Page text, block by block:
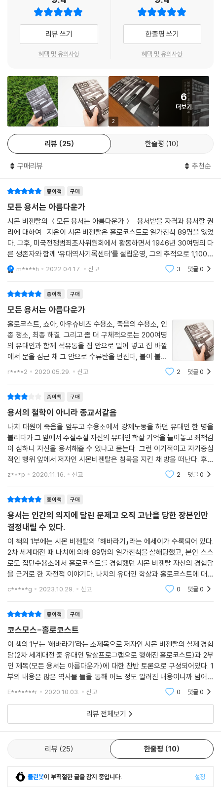
로 인해, 하느님은 단지 허구에 지나지 않으며 가증스러운 유대인들의 발
명품에 불과하다는 그들의 신념은 오히려 강화되었다. 그들은 지칠 줄 모
르고 이러한 신념을 ‘증명’해 보였다. 그런데 지금 여기서 죽어 가는 이 남
자는 오히려 하느님을 찾고 있는 것이다! --- p.84
자는 너무나 대조적이었다! 여기 누워 있는 사람은 마음 편히 죽고 싶어 하
지만, 자신이 저지른 끔찍한 범죄의 기억으로 인해 그럴 수가 없는 상황이
다. 그리고 그 옆에 서 있는 나는 언제고 죽을 수 있는 상황이지만, 이 모든
공포가 끝나고 세상에 빛이 다시 찾아오는 것을 보고 싶어 하는 까닭에 차
마 죽고 싶지 않은 사람이다. --- p.94
아르투르는 나를 향해 말했다. “제발 이젠 그 이야기 좀 그만하게. 그렇게
끙끙 앓는 소리를 해 봤자 무슨 소용이 있나. 일단 우리가 이 수용소에서 살
으로 돌아오고, 사람들이 서로를 동등한 인간으로 보게 된 다음이라면, 그
람도 있고, 그르다는 사람도 있고, 자네가 그를 용서하지 않은 것을 절대 용
서할 수 없다는 사람도 나올 거야……. 하지만 지금 우리가 겪고 있는 상황
을 그대로 겪어 보지 못한 사람이라면 결코 온전히 이해할 수는 없겠지. 우
리가 지금 이 문제를 놓고 이렇게 왈가왈부하는 것만 해도, 솔직히 나는 지
금 우리의 상황에서는 말할 수 없는 사치라고 보네.” --- p.124
미 가스실이 전부 가동되고 있었지만, 그 어마어마한 예비 희생자들을 모
두 감당할 수는 없었다. 화장터 위에는 죽음의 공장이 쉴 새 없이 가동 중임
을 알리는 거대한 연기구름이 밤낮으로 솟아올랐다. --- p.127
슈투트가르트에서 열린 나치 범죄자 재판에서 자신의 행동을 후회하는 빛
을 보인 사람은 단 한 명뿐이었다. 그는 심지어 아무런 증거도 확보되지 못
한 범죄 사실까지 자백했다. 하지만 그 외의 나머지 피고인들은 진실을 완
강히 부인했다. 그들이 유감스럽게 생각하는 것은 오직 하나, 자신들의 범
이 25년 뒤에 이처럼 재판을 받게 되었더라면 과연 어떻게 행동했을까 상
상해 보곤 했다. 학장실에서 죽기 직전에 내게 한 것처럼 재판정에서도 똑
같은 고백을 했을까? 그때 죽어 가면서 내게 참회한 것처럼, 공개적으로
자신의 잘못을 인정했을까? --- p.154
침묵에는 여러 종류가 있다. 때로는 말보다 침묵이 더욱 설득력 있으며, 또
한 여러 가지로 해석될 수 있다. 내가 그 죽어 가는 나치의 침대 곁에 앉아
이야말로 한때 내 양심과 정신에 가해진 것과 똑같이, 이 책을 읽는 독자의
한 딜레마에 공감하면서 내 행동이 정당했다고 두둔했지만, 또 어떤 사람
은 살인자가 참회를 했는데도 죽음의 순간까지 그를 편하게 해 주지 않았
다는 사실을 들어 나를 비난하기도 했다. --- p.156
내 인생에서 벌어진 이 비극적인 이야기를 읽은 독자들도, 나와 입장을 바
꾸어 스스로에게 이렇게 물어볼 수 있을 것이다. “과연 나라면 어떻게 했을
것인가?”
던 1940년대 초반. 온몸에 붕대를 감은 채 죽어가던 나치 장교가 어느 유
대인을 병실로 불러 자신의 죄를 고백하며 간절하게 용서를 청했고, 유대
인은―비록 상대의 손을 잡아주긴 했지만―그의 부탁을 거절한 채 병실을
나서버린다. 증오와 연민, 정의와 관용 사이에서 고뇌하다가 끝내 침묵을
선택했던 그 유대인은 다름 아닌 시몬 비젠탈이었다. 글의 말미에서 그는
1976년. 그의 질문에 대한 전 세계 지식인, 종교인, 예술가들의 답변이 담
긴 책이 출간된다. 용서해야 할 수많은 이유들과 용서하지 말아야 할 수많
은 이유들 사이에서 고뇌하던 그에게, 인류를 대표하는 지식인들이 다양한
답변을 건넨 것이다. 당대의 철학자 허버트 마르쿠제, 홀로코스트 생존자
이며 『이것이 인간인가』의 저자인 프리모 레비, 역시 홀로코스트 생존자인
작가 장 아메리, 티벳의 정신적 지도자 달라이 라마, 남아공 인권투쟁의 상
주인공인 디트 프란, 중국 강제수용소의 참상을 세계에 알린 해리 우…….
할 권리는 누구에게 있는지를 저마다의 근거로 제시한 이 책은 출간과 동
시에 전 세계의 주목을 받으며 베스트셀러로 떠올랐다. 1997년에는 전후
세대(戰後世代) 필자들의 글이 추가된 개정판이 미국 쇼켄북스에서 출간
된다.
『모든 용서는 아름다운가』는 바로 그 개정판을 한국어로 옮긴 것이다. 제1
부 ‘해바라기’에는 시몬 비젠탈의 글이, 제2부 ‘심포지엄’에는 그의 질문에
대한 53명의 답변이 실려 있다. 어떤 이는 비젠탈의 침묵을 옹호하고, 어
등 다양한 영역에 걸쳐진 진지하고 치열한 답변들은 그 자체로 인류 정신
의 축약본이라 할 수 있다. 이 책이 출간 이후 수십 년간 세계 각국에서 최
고의 토론 및 논술 교재로 사용되고 있는 건 바로 그런 이유에서다. 단순히
2차대전 당시 나치의 만행을 다룬 책에 그치지 않고, 지구 곳곳에서 지금
도 벌어지고 있는 집단범죄의 실상과 그에 대한 올바른 대응 방안을 다루
고 있으며, 무엇보다도 ‘용서’와 ‘화해’라는 고차원적 행위의 필수전제가 무
엇인지를 깊게 파헤치고 있기 때문이다.
수많은 나치 전범들을 두려움에 떨게 만들었던 인물이 한때 가해자에 대한
용서를 놓고 고뇌했었다는 사실은 얼핏 모순적으로 느껴진다. 하지만 책을
읽은 독자들은 쉬이 눈치 챌 수 있다. 평생을 따라다닌 ‘그날’의 기억이, 자
신의 선택에 대한 끝없는 반추와 치열한 사유가 훗날 그의 삶의 뿌리가 되
었음을, 그의 집요한 추적과 단호한 응징은 결코 개인적 복수심의 발로가
아니었음을 말이다.
한국 독자들에게도 이 책의 의미는 각별하게 다가온다. 가해자들의 사과
가? 한 개인이 수많은 희생자들을 대신하여 가해자를 용서할 수 있는가?
용서와 화해, 정의의 근본에 대한 비젠탈의 질문은 강제 징용, 일본군 위안
부, 5.18의 아픔을 겪었던 우리 사회의 시대적 화두이기도 하다. 이 책은 2
006년에 『해바라기』라는 제목으로 국내에 처음 소개되었는데, 당시에는
제2부의 절반가량이 제외되어 있었다. 이번 개정판에서는 모든 내용을 완
역했고, 원문을 꼼꼼하게 대조해가며 번역상의 실수를 바로잡았다. 〈해바
라기〉가 발표된 지 50년, 한국어 초판이 발행된 지 13년 만에 드디어 이 세
기의 명저를 본래 모습 그대로 만날 수 있게 된 것이다.
“2층 창문에 어린아이를 안은 어떤 남자의 모습이 보이더군요. 그의 옷에
는 이미 불이 붙어 있었습니다. 옆에는 아이의 어머니인 듯한 여자가 서 있
었고요. 그 남자는 한 손으로 아이의 눈을 덮어서 가려주고 있었습니다. …
그러더니 그는 창밖으로 뛰어내렸습니다. 잠시 후에 아이의 어머니도 뛰어
내렸지요. 그때부터 다른 창문에서도 몸에 불이 붙은 사람들이 잇달아 뛰
어내리기 시작했습니다. …우리는 총을 발사했죠…. 오, 하느님!”
죽어가는 나치 장교 카를의 고백이다. 수백 명의 유대인들을 좁은 집에 몰
아넣은 뒤에 불을 질렀고, 온몸에 불이 붙은 채 탈출하려는 사람들에게 총
을 난사했다는 것이다. 그가 이 끔찍한 범죄를 털어놓는 동안 비젠탈은 나
치에게 희생된 89명의 일가친척을, 게토에 마지막 남은 어린아이였던 꼬
를 떠올린다. 저런 악행을 저지른 사람이 어떻게 하느님을 찾을 수 있단 말
리뷰 쓰기
혜택 및 유의사항
한줄평 쓰기
혜택 및 유의사항
2
6
더보기
리뷰 25 한줄평 10
구매리뷰 추천순
종이책 구매
모든 용서는 아름다운가
시몬 비젠탈의 ＜모든 용서는 아름다운가＞ 용서받을 자격과 용서할 권
리에 대하여 지은이 시몬 비젠탈은 홀로코스트로 일가친척 89명을 잃었
다. 그후, 미국전쟁범죄조사위원회에서 활동하면서 1946년 30여명의 다
른 생존자와 함께 ‘유대역사기록센터’를 설립운영, 그의 추적으로 1,100명
의 나치 범죄자가 법의 심판을 받았으며, 아돌프 아이히만도 포함돼 있다.
이
m****h 2022.04.17. 신고 3 댓글0
종이책 구매
모든 용서는 아름다운가
홀로코스트, 쇼아, 아우슈비츠 수용소, 죽음의 수용소, 인
종 청소, 최종 해결. 그리고 좀 더 구체적으로는 200여명
의 유대인과 함께 석유통을 집 안으로 밀어 넣고 집 바깥
에서 문을 잠근 채 그 안으로 수류탄을 던진다, 불이 붙은
유대인이 창문밖으로 투신하면 놓치지 않고 그들을 향해
r****2 2020.05.29. 신고 2 댓글0
종이책 구매
용서의 철학이 아니라 종교서같음
나치 대원이 죽음을 앞두고 수용소에서 강제노동을 하던 유대인 한 명을
불러다가 그 앞에서 주절주절 자신의 유대인 학살 기억을 늘어놓고 죄책감
이 심하니 자신을 용서해줄 수 있냐고 묻는다. 그런 이기적이고 자기중심
적인 행위 앞에서 저자인 시몬비젠탈은 침묵을 지킨 채 방을 떠난다. 후에
전쟁이 끝나고 시몬은 '독자라면?' 하는 질문으로 책을 마무리 짓는다. 이
편지는 각계각층
z***p 2020.11.16. 신고 2 댓글0
종이책 구매
용서는 인간의 의지에 달린 문제고 오직 고난을 당한 장본인만
결정내릴 수 있다.
이 책의 1부에는 시몬 비젠탈의 「해바라기」라는 에세이가 수록되어 있다.
2차 세계대전 때 나치에 의해 89명의 일가친척을 살해당했고, 본인 스스
로도 집단수용소에서 홀로코스트를 경험했던 시몬 비젠탈 자신의 경험담
을 근거로 한 자전적 이야기다. 나치의 유대인 학살과 홀로코스트에 대한
이야기는 많은 글들과 소설, 영화 등을 통해서도 지금까지 재생산되고 있
지만, 당사자가
c*****g 2023.10.29. 신고 0 댓글0
종이책 구매
코스모스-홀로코스트
이 책의 1부는 ‘해바라기’라는 소제목으로 저자인 시몬 비젠탈의 실제 경험
담(2차 세계대전 중 유대인 말살프로그램으로 행해진 홀로코스트)과 2부
인 제목(모든 용서는 아름다운가)에 대한 찬반 토론으로 구성되어있다. 1
부의 내용은 많은 역사물 들을 통해 어느 정도 알려진 내용이니까 넘어가
고 나도 이 책을 읽고서 나름대로 의견을 제시하려 한다. 물론 책에서 토론
E*******r 2020.10.03. 신고 0 댓글0
리뷰 전체보기
리뷰 25 한줄평 10
클린봇이 부적절한 글을 감지 중입니다. 설정